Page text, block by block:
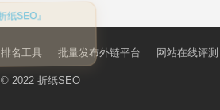
排名工具 批量发布外链平台 网站在线评测
© 2022 折纸SEO